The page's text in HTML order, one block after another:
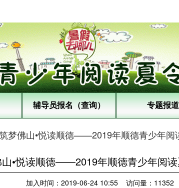
辅导员报名（查询） 专题报道
梦佛山•悦读顺德——2019年顺德青少年阅
•悦读顺德——2019年顺德青少年阅
加入时间：2019-06-24 10:55 访问量：